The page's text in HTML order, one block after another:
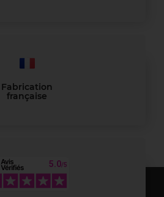
Fabrication
française